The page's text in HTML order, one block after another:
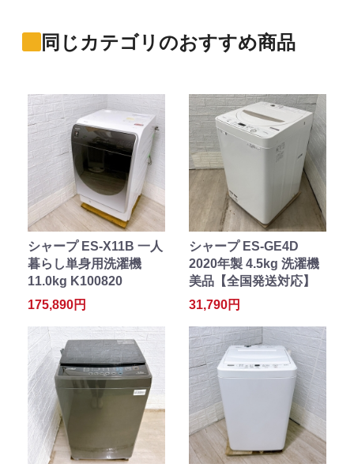
同じカテゴリのおすすめ商品
シャープ ES-X11B 一人
暮らし単身用洗濯機
11.0kg K100820
175,890円
シャープ ES-GE4D
2020年製 4.5kg 洗濯機
美品【全国発送対応】
31,790円